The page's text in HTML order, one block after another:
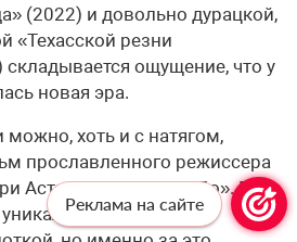
(2022) и довольно дурацкой,
«Техасской резни
ощущение, что у
новая эра.
можно, хоть и с натягом,
прославленного режиссера
Астера «Все страхи Бо». Его
и отличается
Реклама на сайте